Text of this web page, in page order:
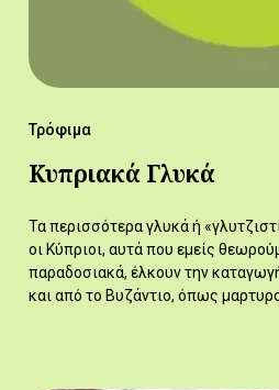
Τρόφιμα
Κυπριακά Γλυκά
Τα περισσότερα γλυκά ή
οι Κύπριοι, αυτά που εμείς
παραδοσιακά, έλκουν την
και από το Βυζάντιο, όπως